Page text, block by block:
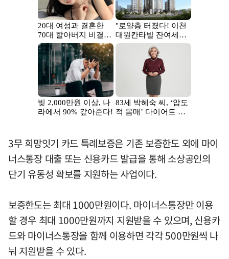
3무 희망잇기 카드 특례보증은 기존 보증한도 외에 마이
너스통장 대출 또는 신용카드 발급을 통해 소상공인의
단기 유동성 확보를 지원하는 사업이다.
보증한도는 최대 1000만원이다. 마이너스통장만 이용
할 경우 최대 1000만원까지 지원받을 수 있으며, 신용카
드와 마이너스통장을 함께 이용하면 각각 500만원씩 나
눠 지원받을 수 있다.